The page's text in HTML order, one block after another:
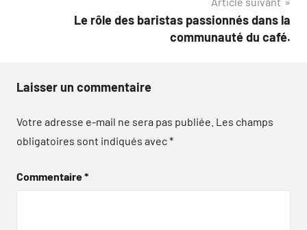
Le rôle des baristas passionnés dans la
communauté du café.
Laisser un commentaire
Votre adresse e-mail ne sera pas publiée. Les champs
obligatoires sont indiqués avec*
Commentaire*